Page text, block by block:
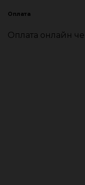
Оплата
Оплата онлайн